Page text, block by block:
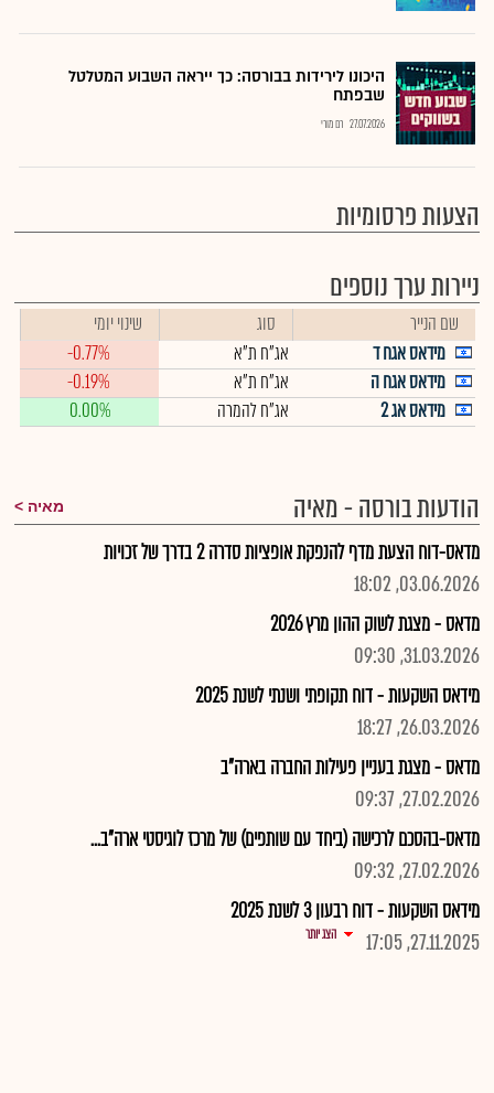
היכונו לירידות בבורסה: כך ייראה השבוע המטלטל
שבפתח
27.07.2026 רם מורי
הצעות פרסומיות
ניירות ערך נוספים
שם הנייר סוג
שינוי יומי
מידאס אגח ד
אג"ח ת"א
-0.77%
מידאס אגח ה
אג"ח ת"א
-0.19%
מידאס אג 2
אג"ח להמרה 0.00%
הודעות בורסה - מאיה מאיה
מדאס-דוח הצעת מדף להנפקת אופציות סדרה 2 בדרך של זכויות
03.06.2026, 18:02
מדאס - מצגת לשוק ההון מרץ 2026
31.03.2026, 09:30
מידאס השקעות - דוח תקופתי ושנתי לשנת 2025
26.03.2026, 18:27
מדאס - מצגת בעניין פעילות החברה בארה"ב
27.02.2026, 09:37
מדאס-בהסכם לרכישה (ביחד עם שותפים) של מרכז לוגיסטי ארה"ב...
27.02.2026, 09:32
מידאס השקעות - דוח רבעון 3 לשנת 2025
27.11.2025, 17:05
הצג יותר